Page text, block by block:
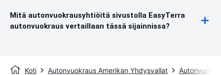
Mitä autonvuokrausyhtiöitä sivustolla EasyTerra
autonvuokraus vertaillaan tässä sijainnissa?
Koti Autonvuokraus Amerikan Yhdysvallat